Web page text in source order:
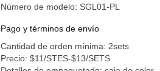
Número de modelo: SGL01-PL
Pago y términos de envío
Cantidad de orden mínima: 2sets
Precio: $11/STES-$13/SETS